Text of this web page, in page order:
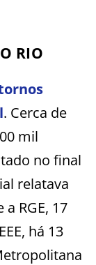
RIO
. Cerca de
mil
no final
relatava
RGE, 17
há 13